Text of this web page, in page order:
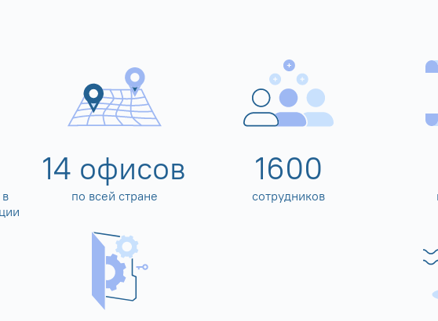
14 офисов
по всей стране
1600
сотрудников